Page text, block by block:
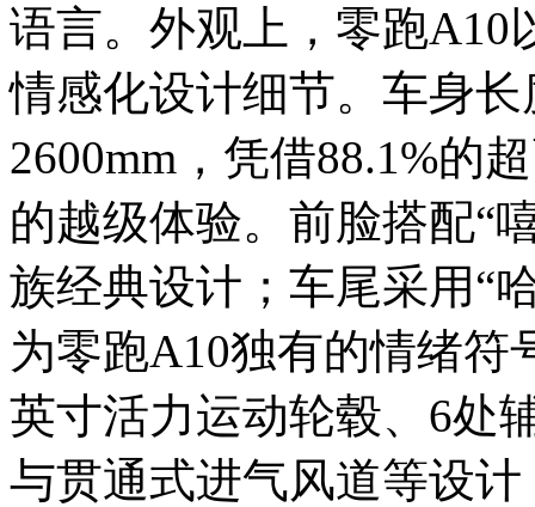
语言。外观上，零跑A10
情感化设计细节。车身长
2600mm，凭借88.1%的
的越级体验。前脸搭配“
族经典设计；车尾采用“
为零跑A10独有的情绪符
英寸活力运动轮毂、6处
与贯通式进气风道等设